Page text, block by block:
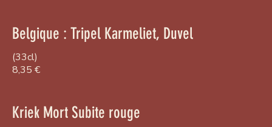
Belgique : Tripel Karmeliet, Duvel
(33cl)
8,35 €
Kriek Mort Subite rouge